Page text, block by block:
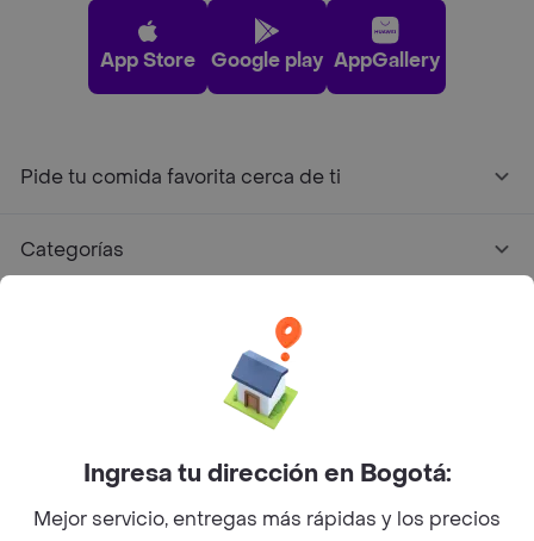
App Store Google play AppGallery
Pide tu comida favorita cerca de ti
Categorías
Facebook
Twitter
Instagram
©2026Rappi Inc. All rights reserved.
Ingresa tu dirección en Bogotá:
Mejor servicio, entregas más rápidas y los precios